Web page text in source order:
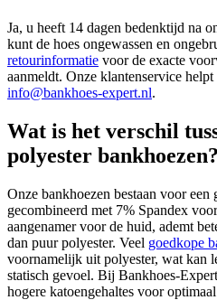
Ja, u heeft 14 dagen bedenktijd na
kunt de hoes ongewassen en
retourinformatie voor de exacte
aanmeldt. Onze klantenservice
info@bankhoes-expert.nl.
Wat is het verschil
polyester bankhoezen?
Onze bankhoezen bestaan voor een
gecombineerd met 7% Spandex
aangenamer voor de huid, ademt
dan puur polyester. Veel goedkope
voornamelijk uit polyester, wat kan
statisch gevoel. Bij Bankhoes-
hogere katoengehaltes voor